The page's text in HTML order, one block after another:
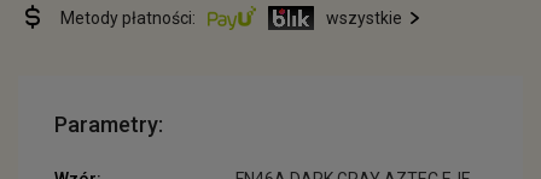
Metody płatności: wszystkie
Parametry: